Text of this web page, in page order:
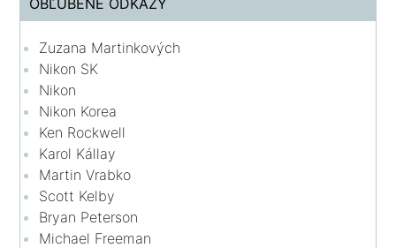
Zuzana Martinkových
Nikon SK
Nikon
Nikon Korea
Ken Rockwell
Karol Kállay
Martin Vrabko
Scott Kelby
Bryan Peterson
Michael Freeman